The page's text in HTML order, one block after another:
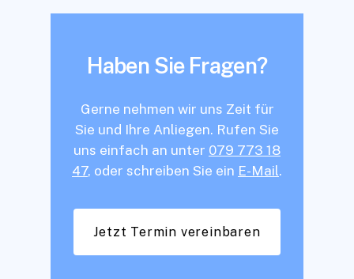
Haben Sie Fragen?
Gerne nehmen wir uns Zeit für
Sie und Ihre Anliegen. Rufen Sie
uns einfach an unter 079 773 18
47, oder schreiben Sie ein E-Mail.
Jetzt Termin vereinbaren